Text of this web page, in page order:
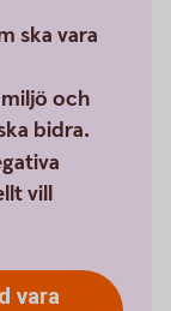
ska vara
och
bidra.
vill
vara